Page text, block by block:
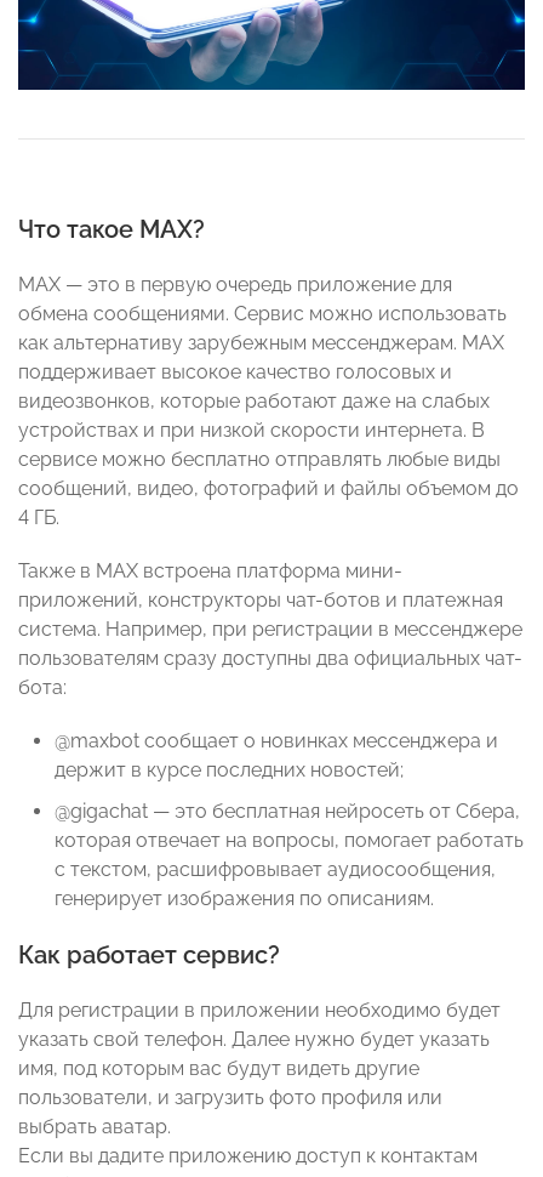
Что такое МАХ?
MAX — это в первую очередь приложение для
обмена сообщениями. Сервис можно использовать
как альтернативу зарубежным мессенджерам. МАХ
поддерживает высокое качество голосовых и
видеозвонков, которые работают даже на слабых
устройствах и при низкой скорости интернета. В
сервисе можно бесплатно отправлять любые виды
сообщений, видео, фотографий и файлы объемом до
4 ГБ.
Также в МАХ встроена платформа мини-
приложений, конструкторы чат-ботов и платежная
система. Например, при регистрации в мессенджере
пользователям сразу доступны два официальных чат-
бота:
@maxbot сообщает о новинках мессенджера и
держит в курсе последних новостей;
@gigachat — это бесплатная нейросеть от Сбера,
которая отвечает на вопросы, помогает работать
с текстом, расшифровывает аудиосообщения,
генерирует изображения по описаниям.
Как работает сервис?
Для регистрации в приложении необходимо будет
указать свой телефон. Далее нужно будет указать
имя, под которым вас будут видеть другие
пользователи, и загрузить фото профиля или
выбрать аватар.
Если вы дадите приложению доступ к контактам